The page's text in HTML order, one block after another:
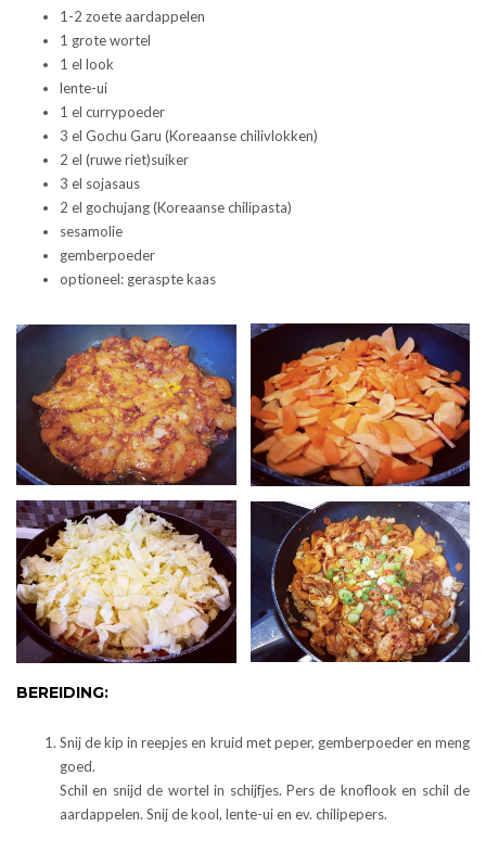
1-2 zoete aardappelen
1 grote wortel
1 el look
lente-ui
1 el currypoeder
3 el Gochu Garu (Koreaanse chilivlokken)
2 el (ruwe riet)suiker
3 el sojasaus
2 el gochujang (Koreaanse chilipasta)
sesamolie
gemberpoeder
optioneel: geraspte kaas
BEREIDING:
Snij de kip in reepjes en kruid met peper, gemberpoeder en meng
goed.
Schil en snijd de wortel in schijfjes. Pers de knoflook en schil de
aardappelen. Snij de kool, lente-ui en ev. chilipepers.